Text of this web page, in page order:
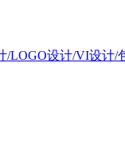
/LOGO设计/VI设计/